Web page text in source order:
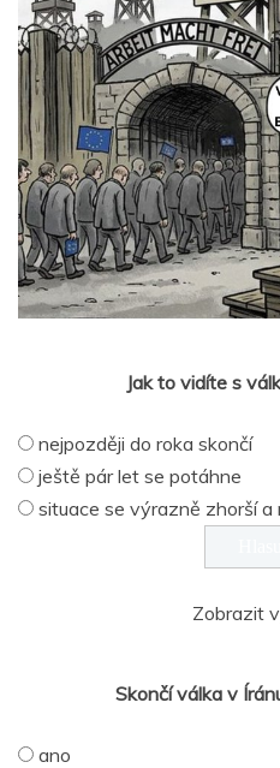
Jak to vidíte s
nejpozději do roka skončí
ještě pár let se potáhne
situace se výrazně zhorší a
Zobrazit
Skončí válka v
ano